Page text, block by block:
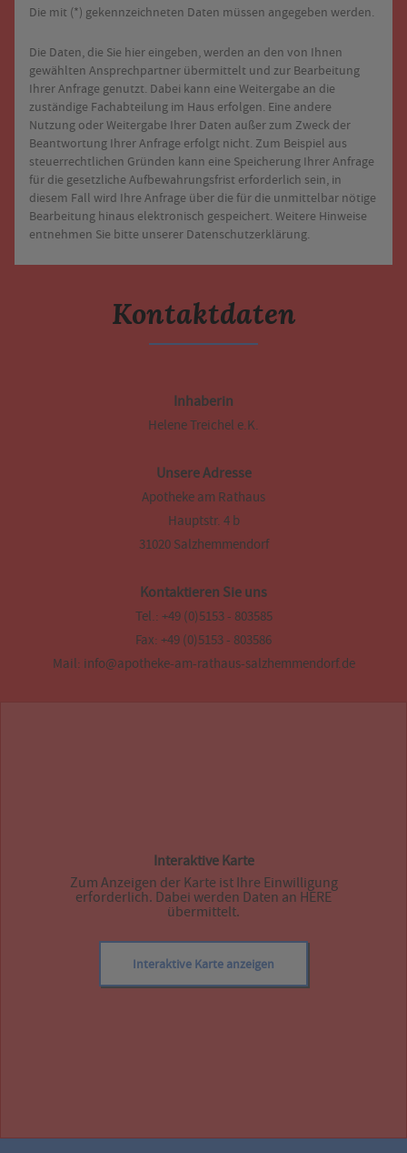
Die mit (*) gekennzeichneten Daten müssen angegeben werden.
Die Daten, die Sie hier eingeben, werden an den von Ihnen
gewählten Ansprechpartner übermittelt und zur Bearbeitung
Ihrer Anfrage genutzt. Dabei kann eine Weitergabe an die
zuständige Fachabteilung im Haus erfolgen. Eine andere
Nutzung oder Weitergabe Ihrer Daten außer zum Zweck der
Beantwortung Ihrer Anfrage erfolgt nicht. Zum Beispiel aus
steuerrechtlichen Gründen kann eine Speicherung Ihrer Anfrage
für die gesetzliche Aufbewahrungsfrist erforderlich sein, in
diesem Fall wird Ihre Anfrage über die für die unmittelbar nötige
Bearbeitung hinaus elektronisch gespeichert. Weitere Hinweise
entnehmen Sie bitte unserer Datenschutzerklärung.
Kontaktdaten
Inhaberin
Helene Treichel e.K.
Unsere Adresse
Apotheke am Rathaus
Hauptstr. 4 b
31020 Salzhemmendorf
Kontaktieren Sie uns
Tel.: +49 (0)5153 - 803585
Fax: +49 (0)5153 - 803586
Mail: info@apotheke-am-rathaus-salzhemmendorf.de
Interaktive Karte
Zum Anzeigen der Karte ist Ihre Einwilligung
erforderlich. Dabei werden Daten an HERE
übermittelt.
Interaktive Karte anzeigen